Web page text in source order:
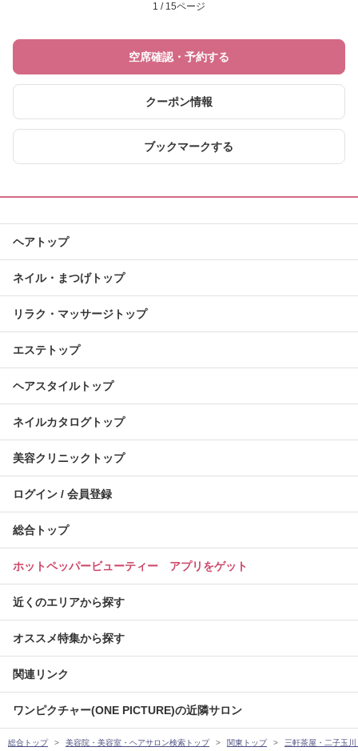
1 / 15ページ
空席確認・予約する
クーポン情報
ブックマークする
ヘアトップ
ネイル・まつげトップ
リラク・マッサージトップ
エステトップ
ヘアスタイルトップ
ネイルカタログトップ
美容クリニックトップ
ログイン / 会員登録
総合トップ
ホットペッパービューティー アプリをゲット
近くのエリアから探す
オススメ特集から探す
関連リンク
ワンピクチャー(ONE PICTURE)の近隣サロン
総合トップ 美容院・美容室・ヘアサロン検索トップ 関東トップ 三軒茶屋・二子玉